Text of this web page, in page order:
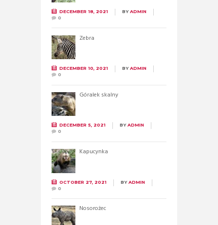
DECEMBER 18, 2021 BYADMIN
0
Zebra
DECEMBER 10, 2021 BYADMIN
0
Góralek skalny
DECEMBER 5, 2021 BYADMIN
0
Kapucynka
OCTOBER 27, 2021 BYADMIN
0
Nosorożec